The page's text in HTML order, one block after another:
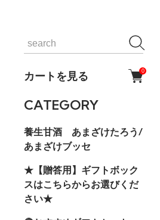
カートを見る 0
CATEGORY
養生甘酒 あまざけたろう/
あまざけブッセ
★【贈答用】ギフトボック
スはこちらからお選びくだ
さい★